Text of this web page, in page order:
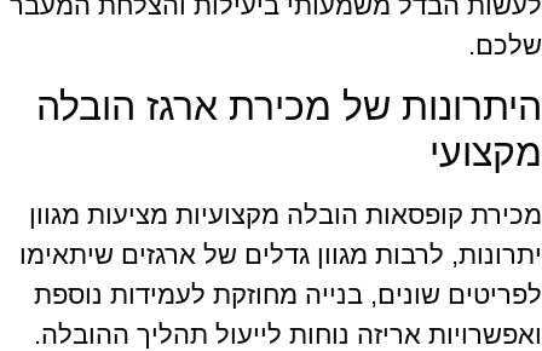
שלכם.
היתרונות של מכירת ארגז הובלה
מקצועי
מכירת קופסאות הובלה מקצועיות מציעות מגוון
יתרונות, לרבות מגוון גדלים של ארגזים שיתאימו
לפריטים שונים, בנייה מחוזקת לעמידות נוספת
ואפשרויות אריזה נוחות לייעול תהליך ההובלה.